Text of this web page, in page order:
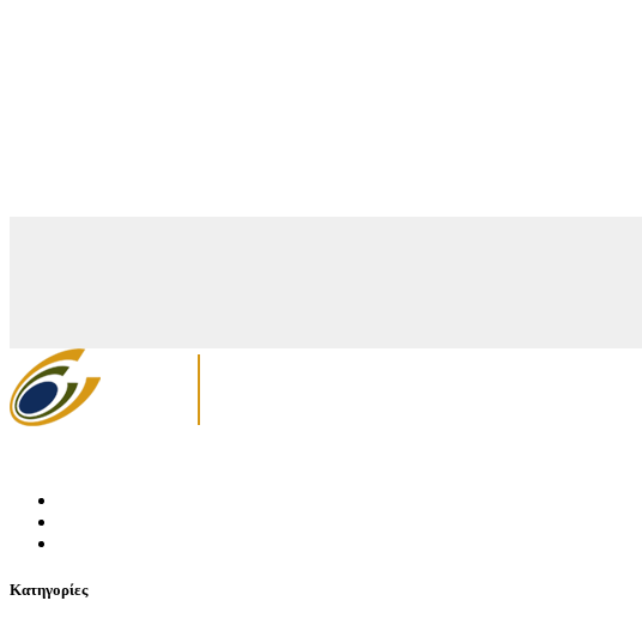
Κατηγορίες